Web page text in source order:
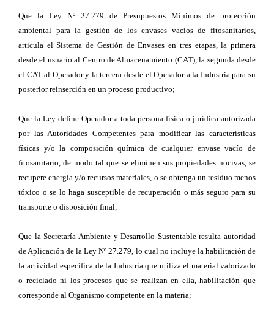
Que la Ley Nº 27.279 de Presupuestos Mínimos de protección
ambiental para la gestión de los envases vacíos de fitosanitarios,
articula el Sistema de Gestión de Envases en tres etapas, la primera
desde el usuario al Centro de Almacenamiento (CAT), la segunda desde
el CAT al Operador y la tercera desde el Operador a la Industria para su
posterior reinserción en un proceso productivo;
Que la Ley define Operador a toda persona física o jurídica autorizada
por las Autoridades Competentes para modificar las características
físicas y/o la composición química de cualquier envase vacío de
fitosanitario, de modo tal que se eliminen sus propiedades nocivas, se
recupere energía y/o recursos materiales, o se obtenga un residuo menos
tóxico o se lo haga susceptible de recuperación o más seguro para su
transporte o disposición final;
Que la Secretaría Ambiente y Desarrollo Sustentable resulta autoridad
de Aplicación de la Ley Nº 27.279, lo cual no incluye la habilitación de
la actividad específica de la Industria que utiliza el material valorizado
o reciclado ni los procesos que se realizan en ella, habilitación que
corresponde al Organismo competente en la materia;